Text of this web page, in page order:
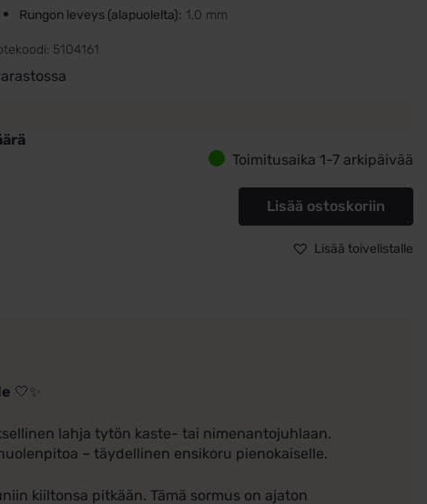
Rungon leveys (alapuolelta): 1,0 mm
5104161
Toimitusaika 1-7 arkipäivää
Lisää ostoskoriin
Lisää toivelistalle
🤍✨
lahja tytön kaste- tai nimenantojuhlaan.
– täydellinen ensikoru pienokaiselle.
kiiltonsa pitkään. Tämä sormus on ajaton